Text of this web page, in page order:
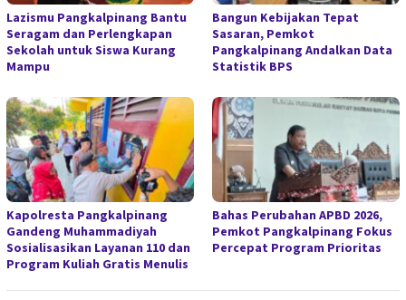
Lazismu Pangkalpinang Bantu
Seragam dan Perlengkapan
Sekolah untuk Siswa Kurang
Mampu
Bangun Kebijakan Tepat
Sasaran, Pemkot
Pangkalpinang Andalkan Data
Statistik BPS
Kapolresta Pangkalpinang
Gandeng Muhammadiyah
Sosialisasikan Layanan 110 dan
Program Kuliah Gratis Menulis
Bahas Perubahan APBD 2026,
Pemkot Pangkalpinang Fokus
Percepat Program Prioritas